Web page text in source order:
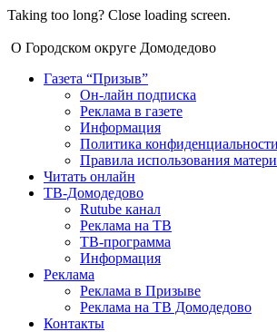
Taking too long? Close loading screen.
О Городском округе Домодедово
Газета “Призыв”
Он-лайн подписка
Реклама в газете
Информация
Политика конфиденциальности
Правила использования
Читать онлайн
ТВ-Домодедово
Rutube канал
Реклама на ТВ
ТВ-программа
Информация
Реклама
Реклама в Призыве
Реклама на ТВ Домодедово
Контакты